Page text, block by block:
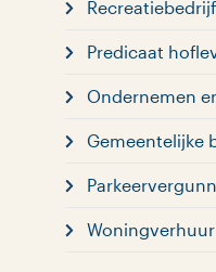
Predicaat
Ondernemen
Gemeentelijke